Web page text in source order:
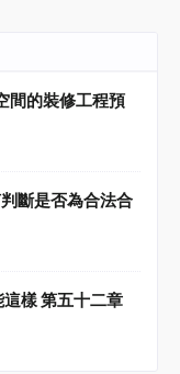
間的裝修工程預
斷是否為合法合
樣 第五十二章